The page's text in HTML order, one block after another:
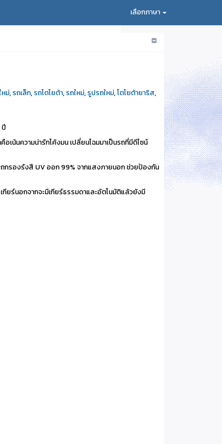
เลือกภาษา
ม่,รถเล็ก,รถโตโยต้า,รถใหม่,รูปรถใหม่,โตโยต้ายาริส,
ปี
น้นความน่ารักโค้งมน เปลี่ยนโฉมมาเป็นรถที่มีดีไซน์
ถกรองรังสี UV ออก 99% จากแสงภายนอก ช่วยป้องกัน
ยร์นอกจากจะมีเกียร์ธรรมดาและอัตโนมัติแล้วยังมี